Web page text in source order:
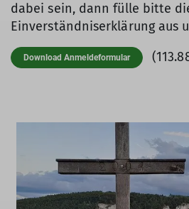
dabei sein, dann fülle bitte
Einverständniserklärung aus
Download Anmeldeformular